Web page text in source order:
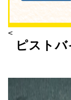
<
ピスト